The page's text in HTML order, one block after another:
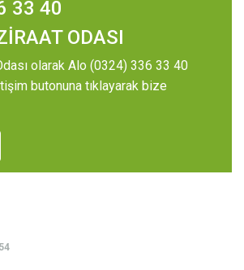
33 40
ODASI
olarak Alo (0324) 336 33 40
butonuna tıklayarak bize